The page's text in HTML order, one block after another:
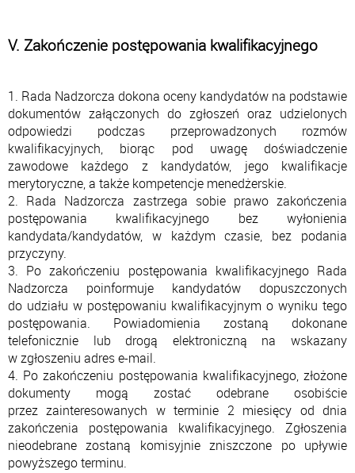
V. Zakończenie postępowania kwalifikacyjnego
1. Rada Nadzorcza dokona oceny kandydatów na podstawie
dokumentów załączonych do zgłoszeń oraz udzielonych
odpowiedzi podczas przeprowadzonych rozmów
kwalifikacyjnych, biorąc pod uwagę doświadczenie
zawodowe każdego z kandydatów, jego kwalifikacje
merytoryczne, a także kompetencje menedżerskie.
2. Rada Nadzorcza zastrzega sobie prawo zakończenia
postępowania kwalifikacyjnego bez wyłonienia
kandydata/kandydatów, w każdym czasie, bez podania
przyczyny.
3. Po zakończeniu postępowania kwalifikacyjnego Rada
Nadzorcza poinformuje kandydatów dopuszczonych
do udziału w postępowaniu kwalifikacyjnym o wyniku tego
postępowania. Powiadomienia zostaną dokonane
telefonicznie lub drogą elektroniczną na wskazany
w zgłoszeniu adres e-mail.
4. Po zakończeniu postępowania kwalifikacyjnego, złożone
dokumenty mogą zostać odebrane osobiście
przez zainteresowanych w terminie 2 miesięcy od dnia
zakończenia postępowania kwalifikacyjnego. Zgłoszenia
nieodebrane zostaną komisyjnie zniszczone po upływie
powyższego terminu.